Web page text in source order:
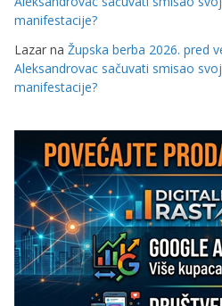
manifestacije?
Lazar na Župska berba 2026. pred
Aleksandrovac sačuvati smisao
manifestacije?